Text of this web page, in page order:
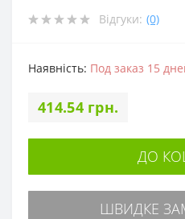
Відгуки: (0)
Наявність: Под заказ 15
414.54 грн.
ДО
ШВИДКЕ